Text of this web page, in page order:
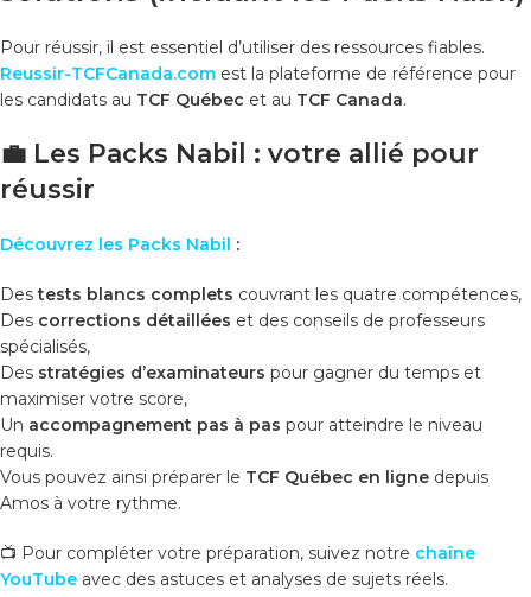
Pour réussir, il est essentiel d’utiliser des ressources fiables.
Reussir-TCFCanada.com est la plateforme de référence pour
les candidats au TCF Québec et au TCF Canada.
💼 Les Packs Nabil : votre allié pour
réussir
Découvrez les Packs Nabil :
Destests blancs complets couvrant les quatre compétences,
Des corrections détaillées et des conseils de professeurs
spécialisés,
Des stratégies d’examinateurs pour gagner du temps et
maximiser votre score,
Un accompagnement pas à pas pour atteindre le niveau
requis.
Vous pouvez ainsi préparer le TCF Québec en ligne depuis
Amos à votre rythme.
📺 Pour compléter votre préparation, suivez notre chaîne
YouTube avec des astuces et analyses de sujets réels.